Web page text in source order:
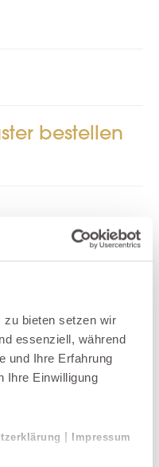
zu bieten setzen wir
essenziell, während
und Ihre Erfahrung
Ihre Einwilligung
| Impressum
bestellen
Sofas